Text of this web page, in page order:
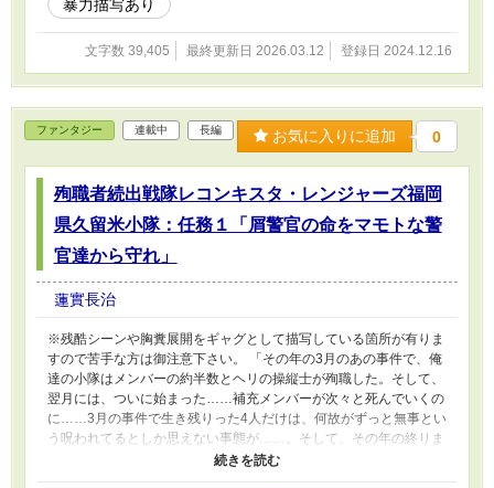
「なろう」「カクヨム」「アルファポリス」「Novel Days」「ノ
暴力描写あり
文字数 39,405 最終更新日 2026.03.12 登録日 2024.12.16
ファンタジー 連載中 長編 お気に入りに追加 0
殉職者続出戦隊レコンキスタ・レンジャーズ福岡
県久留米小隊：任務１「屑警官の命をマモトな警
官達から守れ」
蓮實長治
※残酷シーンや胸糞展開をギャグとして描写している箇所が有りま
すので苦手な方は御注意下さい。 「その年の3月のあの事件で、俺
達の小隊はメンバーの約半数とヘリの操縦士が殉職した。そして、
翌月には、ついに始まった……補充メンバーが次々と死んでいくの
に……3月の事件で生き残りった4人だけは、何故がずっと無事とい
う呪われてるとしか思えない事態が……。そして、その年の終りま
でに、殉職者は……ごめん、多過ぎて、よく覚えてない奴も居るん
で、今、念の為、何人死んだか数えるから、ちょっと待って」 こ